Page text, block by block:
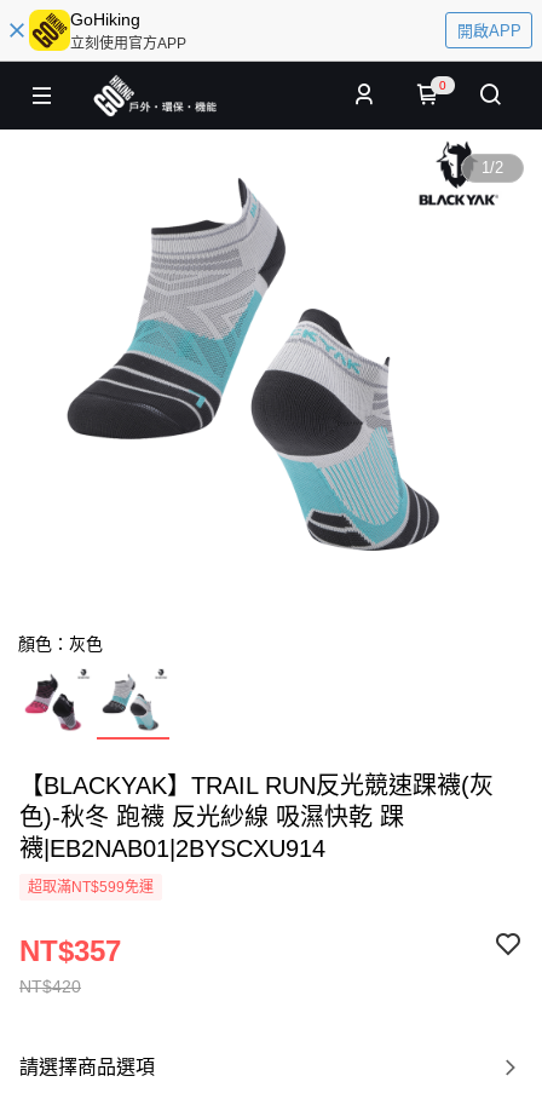
GoHiking
立刻使用官方APP
開啟APP
0
1/2
顏色：灰色
【BLACKYAK】TRAIL RUN反光競速踝襪(灰
色)-秋冬 跑襪 反光紗線 吸濕快乾 踝
襪|EB2NAB01|2BYSCXU914
超取滿NT$599免運
NT$420
NT$357
請選擇商品選項